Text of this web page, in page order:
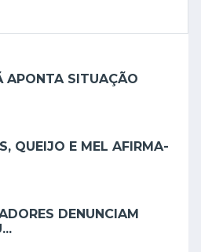
APONTA SITUAÇÃO
QUEIJO E MEL AFIRMA-
DENUNCIAM